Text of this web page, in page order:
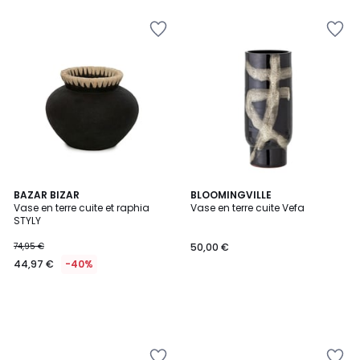
appliquée.
BAZAR BIZAR
Vase en terre cuite et raphia
STYLY
74,95 €
44,97 € -40%
BLOOMINGVILLE
Vase en terre cuite Vefa
50,00 €